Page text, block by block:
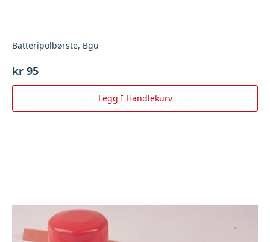
Batteripolbørste, Bgu
kr 95
Legg I Handlekurv